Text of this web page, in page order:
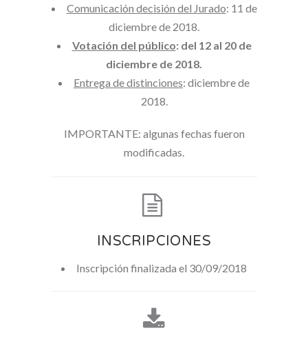
Comunicación decisión del Jurado: 11 de
diciembre de 2018.
Votación del público: del 12 al 20 de
diciembre de 2018.
Entrega de distinciones: diciembre de
2018.
IMPORTANTE: algunas fechas fueron
modificadas.
INSCRIPCIONES
Inscripción finalizada el 30/09/2018